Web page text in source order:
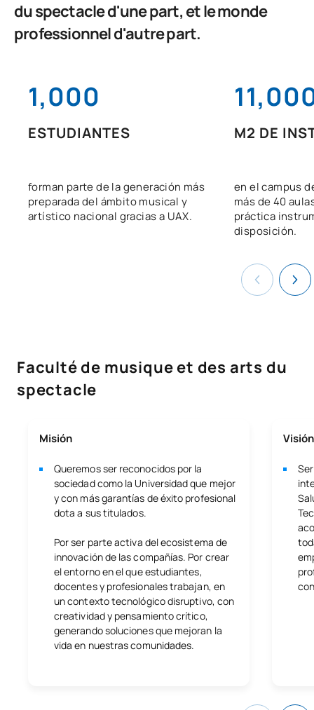
du spectacle d'une part, et le monde
professionnel d'autre part.
1,000
ESTUDIANTES
forman parte de la generación más
preparada del ámbito musical y
artístico nacional gracias a UAX.
M2 DE
en el campus
más de 40
práctica
disposición.
Faculté de musique et des arts du
spectacle
Misión
Queremos ser reconocidos por la
sociedad como la Universidad que mejor
y con más garantías de éxito profesional
dota a sus titulados.
Por ser parte activa del ecosistema de
innovación de las compañías. Por crear
el entorno en el que estudiantes,
docentes y profesionales trabajan, en
un contexto tecnológico disruptivo, con
creatividad y pensamiento crítico,
generando soluciones que mejoran la
vida en nuestras comunidades.
Visión